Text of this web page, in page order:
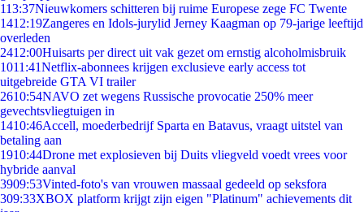
113:37Nieuwkomers schitteren bij ruime Europese zege FC Twente
1412:19Zangeres en Idols-jurylid Jerney Kaagman op 79-jarige leeftijd
overleden
2412:00Huisarts per direct uit vak gezet om ernstig alcoholmisbruik
1011:41Netflix-abonnees krijgen exclusieve early access tot
uitgebreide GTA VI trailer
2610:54NAVO zet wegens Russische provocatie 250% meer
gevechtsvliegtuigen in
1410:46Accell, moederbedrijf Sparta en Batavus, vraagt uitstel van
betaling aan
1910:44Drone met explosieven bij Duits vliegveld voedt vrees voor
hybride aanval
3909:53Vinted-foto's van vrouwen massaal gedeeld op seksfora
309:33XBOX platform krijgt zijn eigen "Platinum" achievements dit